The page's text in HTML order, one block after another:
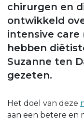
chirurgen en
ontwikkeld
intensive care
hebben
Suzanne ten
gezeten.
Het doel van deze
aan een betere en